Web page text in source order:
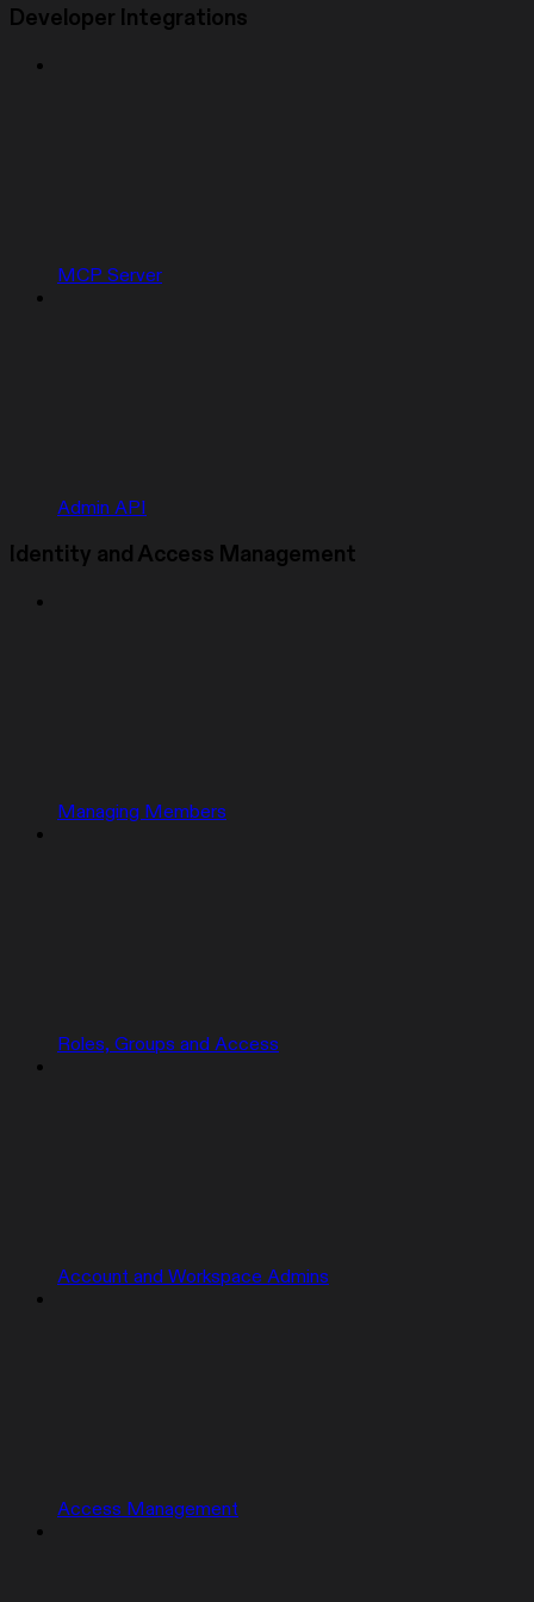
Developer Integrations
MCP Server
Admin API
Identity and Access Management
Managing Members
Roles, Groups and Access
Account and Workspace Admins
Access Management